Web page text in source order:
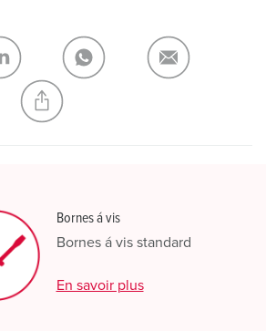
AJOUTER
UNE NOUVELLE LISTE
Bornes á vis
Bornes á vis standard
En savoir plus